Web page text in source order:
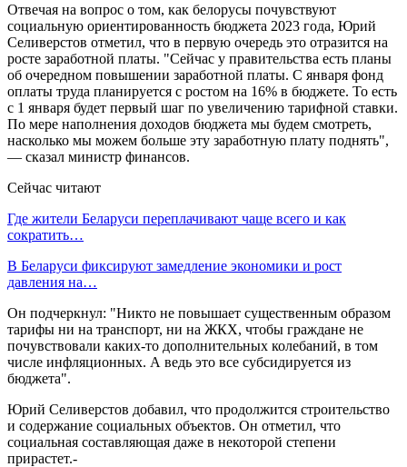
Отвечая на вопрос о том, как белорусы почувствуют
социальную ориентированность бюджета 2023 года, Юрий
Селиверстов отметил, что в первую очередь это отразится на
росте заработной платы. "Сейчас у правительства есть планы
об очередном повышении заработной платы. С января фонд
оплаты труда планируется с ростом на 16% в бюджете. То есть
с 1 января будет первый шаг по увеличению тарифной ставки.
По мере наполнения доходов бюджета мы будем смотреть,
насколько мы можем больше эту заработную плату поднять",
— сказал министр финансов.
Сейчас читают
Где жители Беларуси переплачивают чаще всего и как
сократить…
В Беларуси фиксируют замедление экономики и рост
давления на…
Он подчеркнул: "Никто не повышает существенным образом
тарифы ни на транспорт, ни на ЖКХ, чтобы граждане не
почувствовали каких-то дополнительных колебаний, в том
числе инфляционных. А ведь это все субсидируется из
бюджета".
Юрий Селиверстов добавил, что продолжится строительство
и содержание социальных объектов. Он отметил, что
социальная составляющая даже в некоторой степени
прирастет.-